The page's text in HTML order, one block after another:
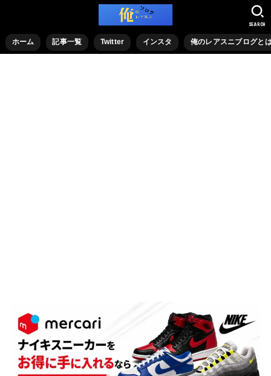
ホーム 記事一覧 Twitter インスタ 俺のレアスニブログと
SEARCH